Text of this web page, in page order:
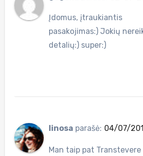
Įdomus, įtraukiantis
pasakojimas:) Jokių
detalių:) super:)
linosa parašė: 04/07/
Man taip pat Transtevere